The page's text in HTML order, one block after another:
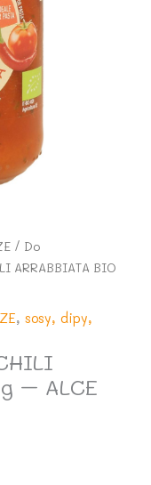
/ Do
ARRABBIATA BIO
, sosy, dipy,
– ALCE